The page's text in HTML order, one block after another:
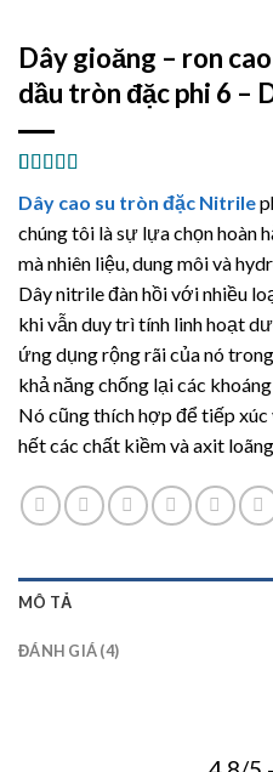
Dây gioăng – ron
dầu tròn đặc phi 6 –
dựa trên
đánh giá
Dây cao su tròn đặc Nitrile
chúng tôi là sự lựa chọn hoàn
mà nhiên liệu, dung môi và
Dây nitrile đàn hồi với nhiều
khi vẫn duy trì tính linh hoạt
ứng dụng rộng rãi của nó
khả năng chống lại các
Nó cũng thích hợp để tiếp
hết các chất kiềm và axit
MÔ TẢ
ĐÁNH GIÁ (4)